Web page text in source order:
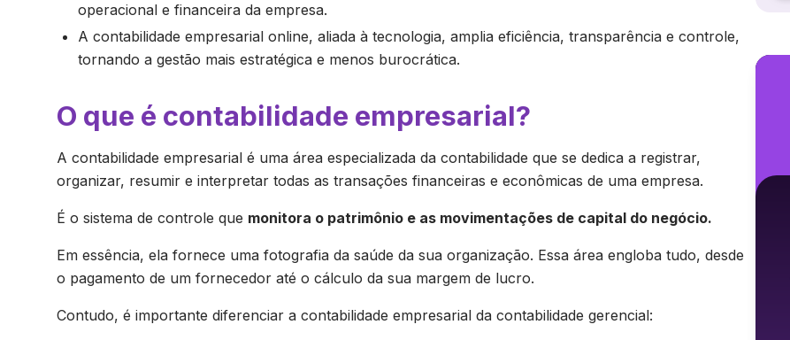
operacional e financeira da empresa.
A contabilidade empresarial online, aliada à tecnologia, amplia eficiência, transparência e controle,
tornando a gestão mais estratégica e menos burocrática.
O que é contabilidade empresarial?
A contabilidade empresarial é uma área especializada da contabilidade que se dedica a registrar,
organizar, resumir e interpretar todas as transações financeiras e econômicas de uma empresa.
É o sistema de controle que monitora o patrimônio e as movimentações de capital do negócio.
Em essência, ela fornece uma fotografia da saúde da sua organização. Essa área engloba tudo, desde
o pagamento de um fornecedor até o cálculo da sua margem de lucro.
Contudo, é importante diferenciar a contabilidade empresarial da contabilidade gerencial: